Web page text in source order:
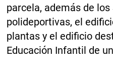
parcela, además de
polideportivas, el
plantas y el edificio
Educación Infantil de